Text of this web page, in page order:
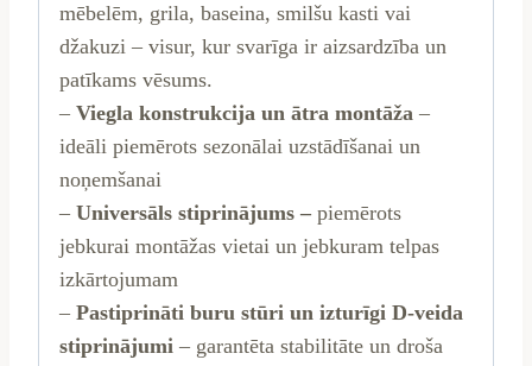
mēbelēm, grila, baseina, smilšu kasti vai
džakuzi – visur, kur svarīga ir aizsardzība un
patīkams vēsums.
– Viegla konstrukcija un ātra montāža –
ideāli piemērots sezonālai uzstādīšanai un
noņemšanai
– Universāls stiprinājums – piemērots
jebkurai montāžas vietai un jebkuram telpas
izkārtojumam
– Pastiprināti buru stūri un izturīgi D-veida
stiprinājumi – garantēta stabilitāte un droša